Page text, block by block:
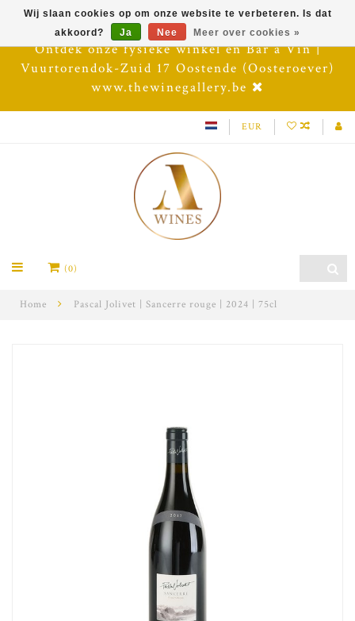
Ontdek onze fysieke winkel en Bar à Vin |
Vuurtorendok-Zuid 17 Oostende (Oosteroever)
www.thewinegallery.be
EUR
(0)
Home Pascal Jolivet | Sancerre rouge | 2024 | 75cl
Wij slaan cookies op om onze website te verbeteren. Is dat
akkoord?
Ja Nee Meer over cookies »